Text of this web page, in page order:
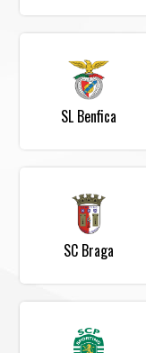
SL Benfica
SC Braga